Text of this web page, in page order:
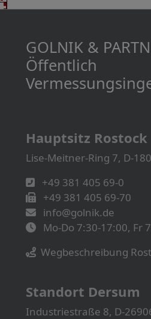
GOLNIK &
Öffentlich
Hauptsitz Rostock
Lise-Meitner-Ring 7, D-
+49 381 405 69-0
+49 381 405 69-70
info@golnik.de
Mo-Do 7:30-17:00, Fr
Wegbeschreibung
Standort Dersum
Industriestraße 8, D-